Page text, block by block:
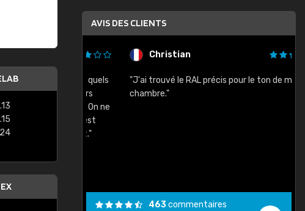
AVIS DES CLIENTS
clairement quels
y a plusieurs
Design, etc. On ne
livraison s'est
convient."
Christian
"J'ai trouvé le RAL précis pour le ton de ma
chambre."
463commentaires